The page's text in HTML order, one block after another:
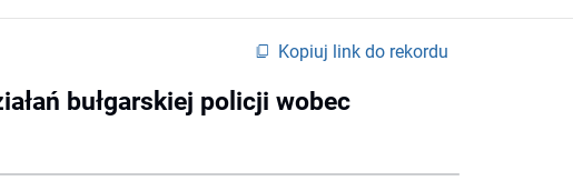
Kopiuj link do rekordu
bułgarskiej policji wobec